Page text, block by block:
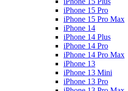
iPhone 15 Pro
iPhone 15 Pro Max
iPhone 14
iPhone 14 Plus
iPhone 14 Pro
iPhone 14 Pro Max
iPhone 13
iPhone 13 Mini
iPhone 13 Pro